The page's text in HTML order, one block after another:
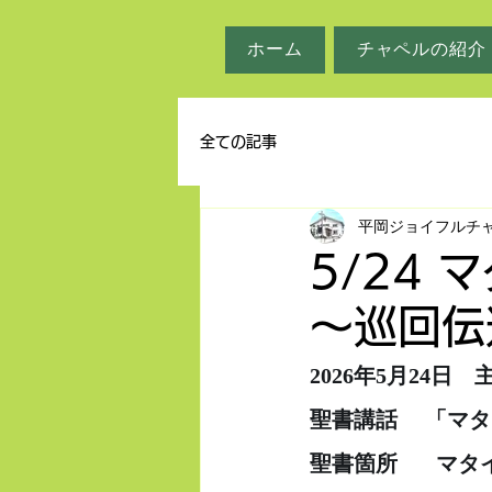
ホーム チャペルの紹介
全ての記事
5/24 マ
～巡回
平岡ジョイフルチ
2026年5月24日　
聖書講話     「
聖書箇所　   マ